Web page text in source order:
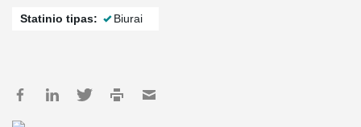
Statinio tipas: Biurai